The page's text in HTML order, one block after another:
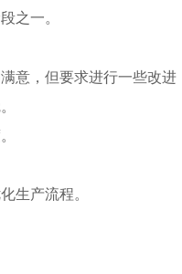
之一。
意，但要求进行一些改进
生产流程。